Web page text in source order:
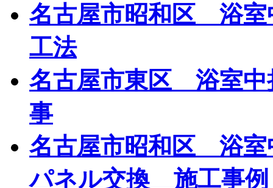
名古屋市昭和区 浴
工法
名古屋市東区 浴室中
事
名古屋市昭和区 浴
パネル交換 施工事例